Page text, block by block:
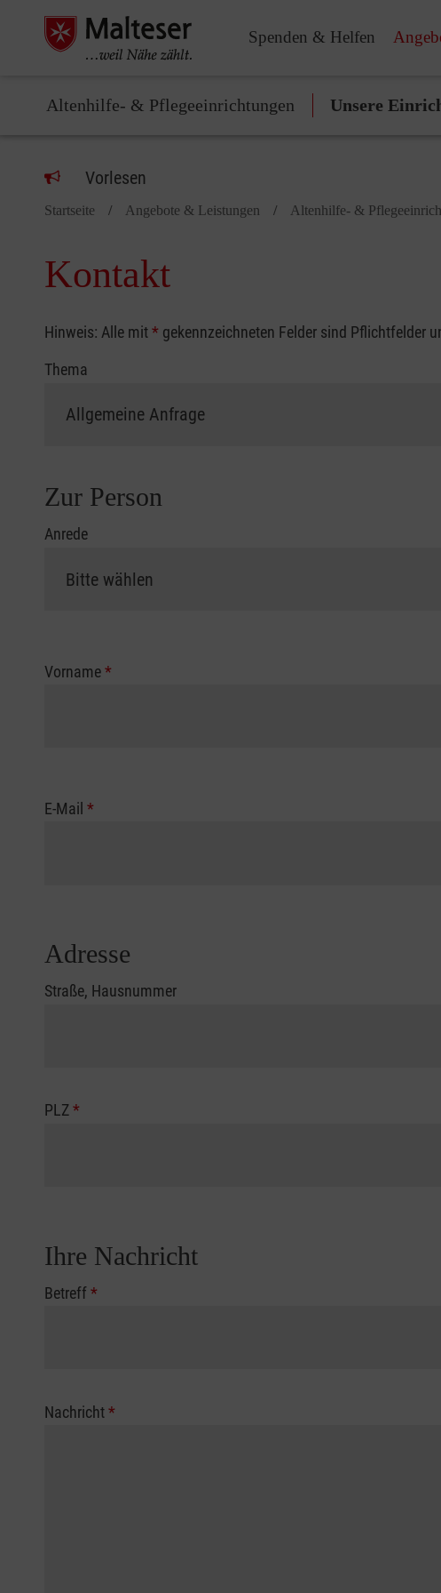
Spenden & Helfen
Altenhilfe- & Pflegeeinrichtungen Unsere
Vorlesen
Startseite Angebote & Leistungen Altenhilfe- &
Kontakt
Hinweis: Alle mit* gekennzeichneten Felder sind Pflichtfelder
Thema
Zur Person
Anrede
Vorname*
E-Mail *
Adresse
Straße, Hausnummer
PLZ*
Ihre Nachricht
Betreff*
Nachricht*